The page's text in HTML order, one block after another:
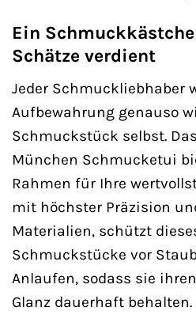
Ein
Schätze verdient
Jeder Schmuckliebhaber
Aufbewahrung genauso
Schmuckstück selbst.
München Schmucketui
Rahmen für Ihre
mit höchster Präzision
Materialien, schützt
Schmuckstücke vor
Anlaufen, sodass sie
Glanz dauerhaft behalten.